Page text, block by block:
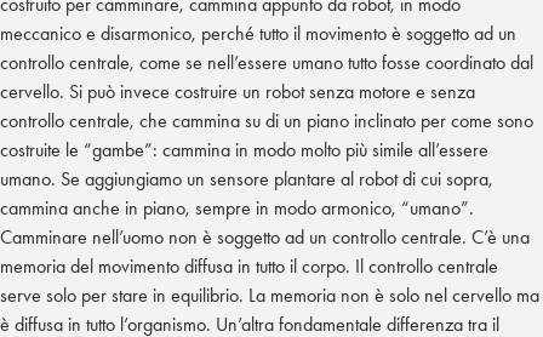
meccanico e disarmonico, perché tutto il movimento è soggetto ad un
controllo centrale, come se nell’essere umano tutto fosse coordinato dal
cervello. Si può invece costruire un robot senza motore e senza
controllo centrale, che cammina su di un piano inclinato per come sono
costruite le “gambe”: cammina in modo molto più simile all’essere
umano. Se aggiungiamo un sensore plantare al robot di cui sopra,
cammina anche in piano, sempre in modo armonico, “umano”.
Camminare nell’uomo non è soggetto ad un controllo centrale. C’è una
memoria del movimento diffusa in tutto il corpo. Il controllo centrale
serve solo per stare in equilibrio. La memoria non è solo nel cervello ma
è diffusa in tutto l’organismo. Un’altra fondamentale differenza tra il